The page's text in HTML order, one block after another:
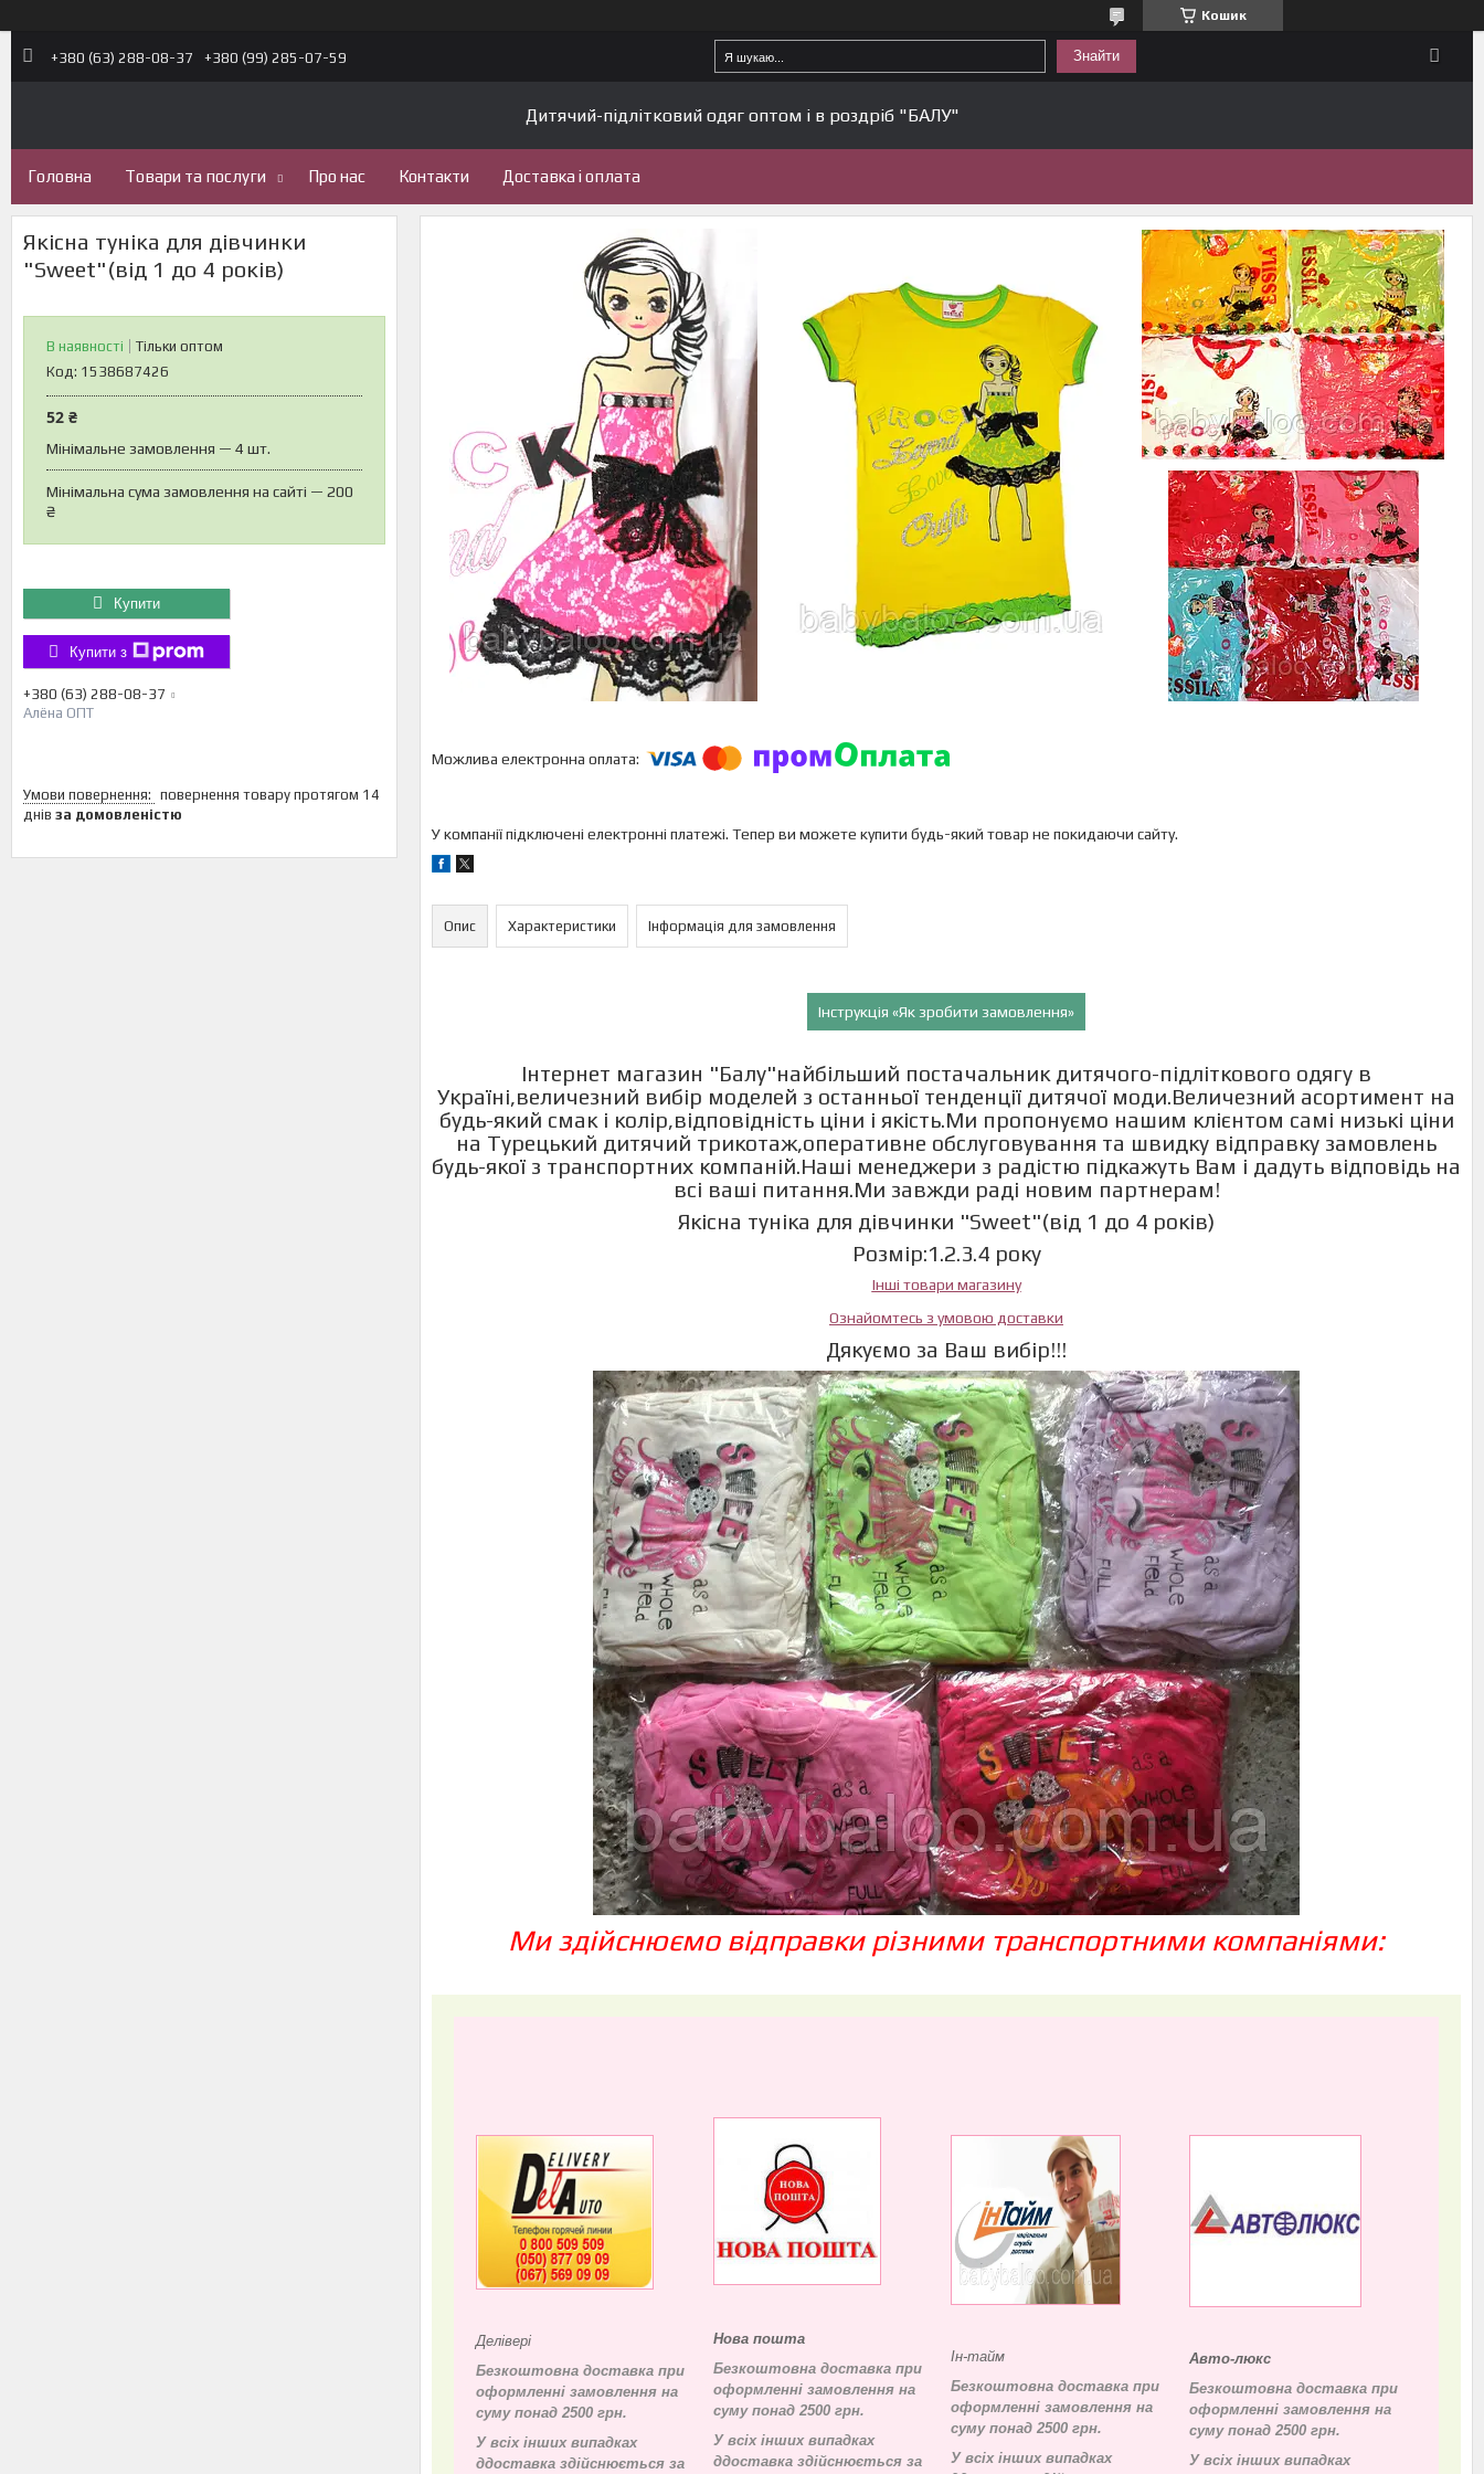
Кошик
+380 (63) 288-08-37 +380 (99) 285-07-59 Знайти
Дитячий-підлітковий одяг оптом і в роздріб "БАЛУ"
Головна Товари та послуги Про нас Контакти Доставка і оплата
Якісна туніка для дівчинки
"Sweet"(від 1 до 4 років)
В наявності
Тільки оптом
Код: 1538687426
52 ₴
Мінімальне замовлення — 4 шт.
Мінімальна сума замовлення на сайті — 200
₴
Купити
Купити з
+380 (63) 288-08-37
Алёна ОПТ
повернення товару протягом 14
днів за домовленістю
У компанії підключені електронні платежі. Тепер ви можете купити будь-який товар не покидаючи сайту.
Опис Характеристики Інформація для замовлення
Інструкція «Як зробити замовлення»
Інтернет магазин "Балу"найбільший постачальник дитячого-підліткового одягу в
Україні,величезний вибір моделей з останньої тенденції дитячої моди.Величезний асортимент на
будь-який смак і колір,відповідність ціни і якість.Ми пропонуємо нашим клієнтом самі низькі ціни
на Турецький дитячий трикотаж,оперативне обслуговування та швидку відправку замовлень
будь-якої з транспортних компаній.Наші менеджери з радістю підкажуть Вам і дадуть відповідь на
всі ваші питання.Ми завжди раді новим партнерам!
Якісна туніка для дівчинки "Sweet"(від 1 до 4 років)
Розмір:1.2.3.4 року
Інші товари магазину
Ознайомтесь з умовою доставки
Дякуємо за Ваш вибір!!!
Ми здійснюємо відправки різними транспортними компаніями:
Делівері
Безкоштовна доставка при
оформленні замовлення на
суму понад 2500 грн.
У всіх інших випадках
ддоставка здійснюється за
Нова пошта
Безкоштовна доставка при
оформленні замовлення на
суму понад 2500 грн.
У всіх інших випадках
ддоставка здійснюється за
Ін-тайм
Безкоштовна доставка при
оформленні замовлення на
суму понад 2500 грн.
У всіх інших випадках
Авто-люкс
Безкоштовна доставка при
оформленні замовлення на
суму понад 2500 грн.
У всіх інших випадках